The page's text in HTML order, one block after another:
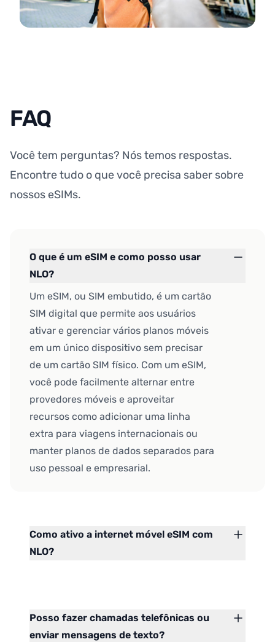
FAQ
Você tem perguntas? Nós temos respostas.
Encontre tudo o que você precisa saber sobre
nossos eSIMs.
O que é um eSIM e como posso usar
NLO?
Um eSIM, ou SIM embutido, é um cartão
SIM digital que permite aos usuários
ativar e gerenciar vários planos móveis
em um único dispositivo sem precisar
de um cartão SIM físico. Com um eSIM,
você pode facilmente alternar entre
provedores móveis e aproveitar
recursos como adicionar uma linha
extra para viagens internacionais ou
manter planos de dados separados para
uso pessoal e empresarial.
Como ativo a internet móvel eSIM com
NLO?
Posso fazer chamadas telefônicas ou
enviar mensagens de texto?